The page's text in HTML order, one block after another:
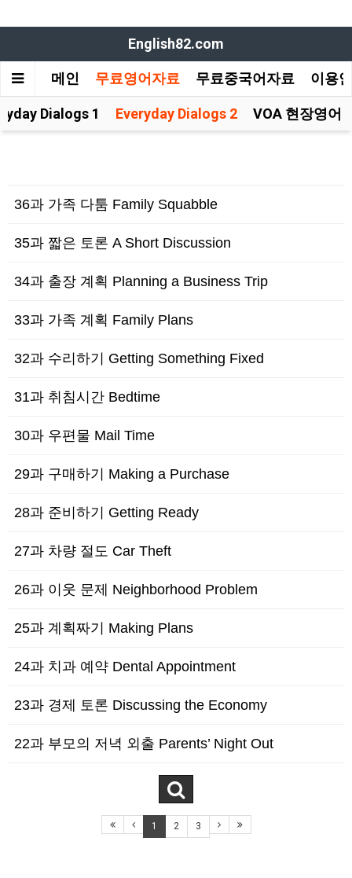
English82.com
메인 무료영어자료 무료중국어자료 이용
Dialogs 1 Everyday Dialogs 2 VOA 현장영어
36과 가족 다툼 Family Squabble
35과 짧은 토론 A Short Discussion
34과 출장 계획 Planning a Business Trip
33과 가족 계획 Family Plans
32과 수리하기 Getting Something Fixed
31과 취침시간 Bedtime
30과 우편물 Mail Time
29과 구매하기 Making a Purchase
28과 준비하기 Getting Ready
27과 차량 절도 Car Theft
26과 이웃 문제 Neighborhood Problem
25과 계획짜기 Making Plans
24과 치과 예약 Dental Appointment
23과 경제 토론 Discussing the Economy
22과 부모의 저녁 외출 Parents’ Night Out
1 2 3